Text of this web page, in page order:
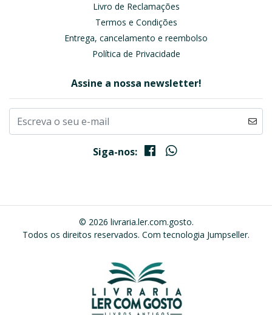
Livro de Reclamações
Termos e Condições
Entrega, cancelamento e reembolso
Política de Privacidade
Assine a nossa newsletter!
Siga-nos:
© 2026 livraria.ler.com.gosto.
Todos os direitos reservados. Com tecnologia Jumpseller.